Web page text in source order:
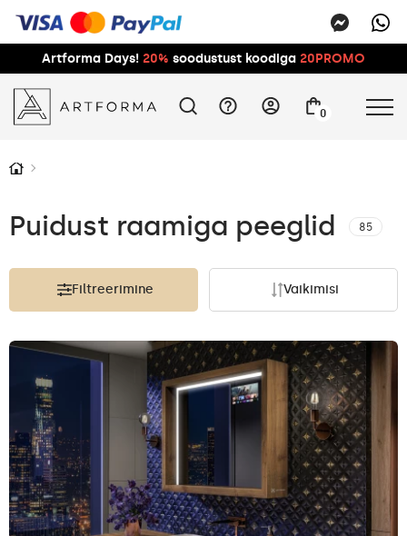
Artforma Days! 20% soodustust koodiga 20PROMO
0
Puidust raamiga peeglid 85
Filtreerimine Vaikimisi